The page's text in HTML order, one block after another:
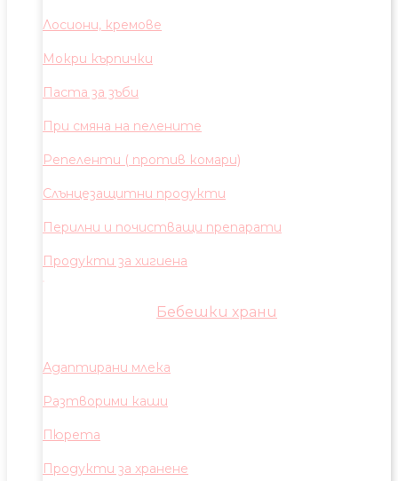
Лосиони, кремове
Мокри кърпички
Паста за зъби
При смяна на пелените
Репеленти ( против комари)
Слънцезащитни продукти
Перилни и почистващи препарати
Продукти за хигиена
Бебешки храни
Адаптирани млека
Разтворими каши
Пюрета
Продукти за хранене